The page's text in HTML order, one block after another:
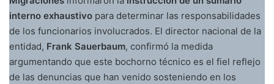
interno exhaustivo para determinar las responsabilidades
de los funcionarios involucrados. El director nacional de la
entidad, Frank Sauerbaum, confirmó la medida
argumentando que este bochorno técnico es el fiel reflejo
de las denuncias que han venido sosteniendo en los